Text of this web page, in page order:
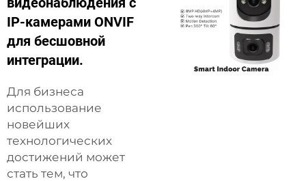
IP-камерами ONVIF
для бесшовной
интеграции.
Для бизнеса
использование
новейших
технологических
достижений может
стать тем, что